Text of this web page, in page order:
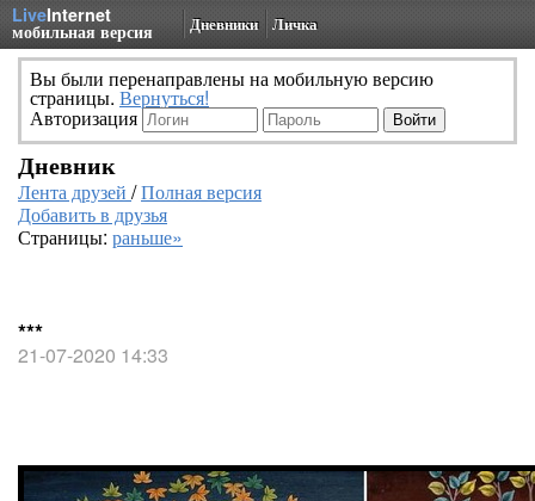
LiveInternet
мобильная версия Дневники Личка
Вы были перенаправлены на мобильную версию
страницы. Вернуться!
Авторизация
Дневник
Лента друзей /Полная версия
Добавить в друзья
Страницы: раньше»
***
21-07-2020 14:33